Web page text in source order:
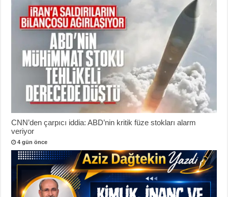
CNN’den çarpıcı iddia: ABD’nin kritik füze stokları alarm
veriyor
4 gün önce